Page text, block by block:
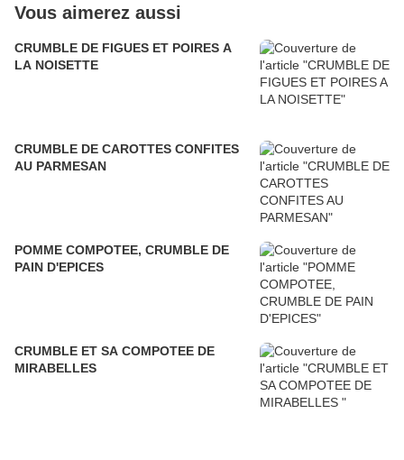
Vous aimerez aussi
CRUMBLE DE FIGUES ET POIRES A
LA NOISETTE
CRUMBLE DE CAROTTES CONFITES
AU PARMESAN
POMME COMPOTEE, CRUMBLE DE
PAIN D'EPICES
CRUMBLE ET SA COMPOTEE DE
MIRABELLES